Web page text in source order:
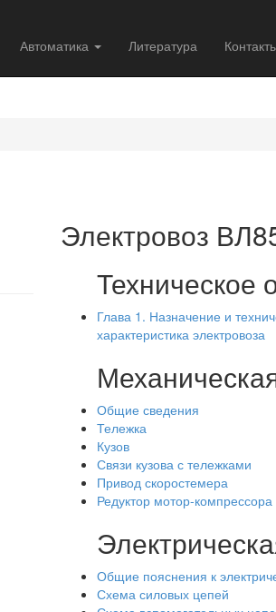
Автоматика Литература
Электровоз
Техническое
Глава 1. Назначение и
характеристика электровоза
Общие сведения
Тележка
Кузов
Связи кузова с тележками
Привод скоростемера
Редуктор мотор-компрессора
Общие пояснения к
Схема силовых цепей